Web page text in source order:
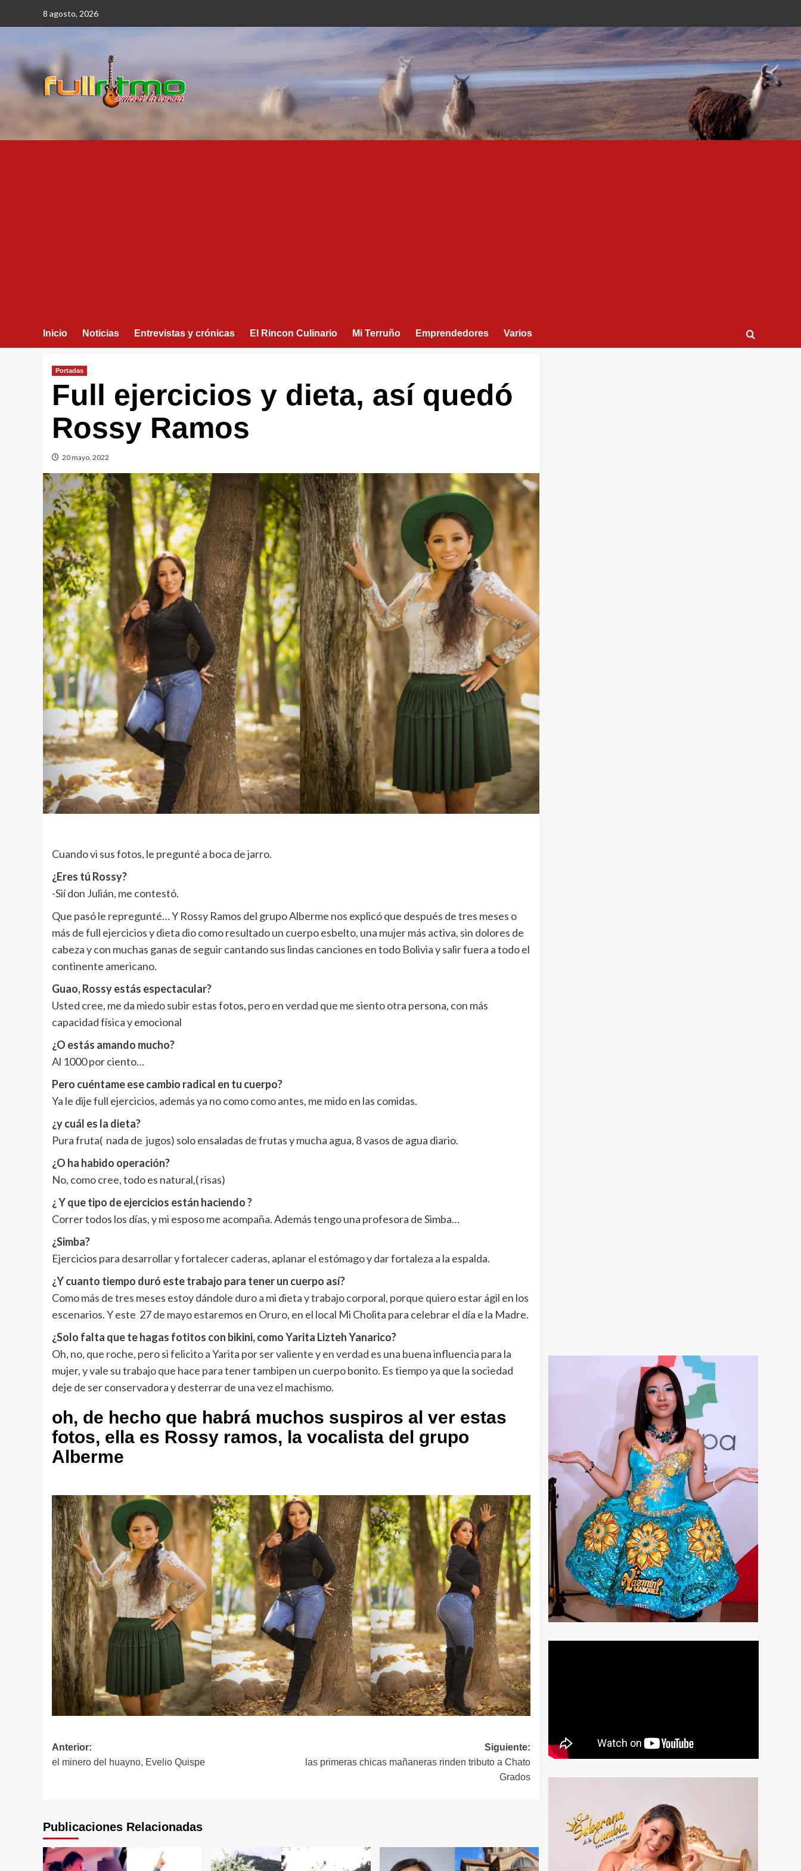
8 agosto, 2026
Inicio Noticias Entrevistas y crónicas El Rincon Culinario Mi Terruño Emprendedores Varios
Portadas
Full ejercicios y dieta, así quedó
Rossy Ramos
20 mayo, 2022
Cuando vi sus fotos, le pregunté a boca de jarro.
¿Eres tú Rossy?
-Sií don Julián, me contestó.
Que pasó le repregunté… Y Rossy Ramos del grupo Alberme nos explicó que después de tres meses o
más de full ejercicios y dieta dio como resultado un cuerpo esbelto, una mujer más activa, sin dolores de
cabeza y con muchas ganas de seguir cantando sus lindas canciones en todo Bolivia y salir fuera a todo el
continente americano.
Guao, Rossy estás espectacular?
Usted cree, me da miedo subir estas fotos, pero en verdad que me siento otra persona, con más
capacidad física y emocional
¿O estás amando mucho?
Al 1000 por ciento…
Pero cuéntame ese cambio radical en tu cuerpo?
Ya le dije full ejercicios, además ya no como como antes, me mido en las comidas.
¿y cuál es la dieta?
Pura fruta( nada de jugos) solo ensaladas de frutas y mucha agua, 8 vasos de agua diario.
¿O ha habido operación?
No, como cree, todo es natural,( risas)
¿ Y que tipo de ejercicios están haciendo ?
Correr todos los días, y mi esposo me acompaña. Además tengo una profesora de Simba…
¿Simba?
Ejercicios para desarrollar y fortalecer caderas, aplanar el estómago y dar fortaleza a la espalda.
¿Y cuanto tiempo duró este trabajo para tener un cuerpo así?
Como más de tres meses estoy dándole duro a mi dieta y trabajo corporal, porque quiero estar ágil en los
escenarios. Y este 27 de mayo estaremos en Oruro, en el local Mi Cholita para celebrar el día e la Madre.
¿Solo falta que te hagas fotitos con bikini, como Yarita Lizteh Yanarico?
Oh, no, que roche, pero si felicito a Yarita por ser valiente y en verdad es una buena influencia para la
mujer, y vale su trabajo que hace para tener tambipen un cuerpo bonito. Es tiempo ya que la sociedad
deje de ser conservadora y desterrar de una vez el machismo.
oh, de hecho que habrá muchos suspiros al ver estas
fotos, ella es Rossy ramos, la vocalista del grupo
Alberme
Navegación
de
Anterior:
el minero del huayno, Evelio Quispe
Siguiente:
las primeras chicas mañaneras rinden tributo a Chato
Grados
Publicaciones Relacionadas